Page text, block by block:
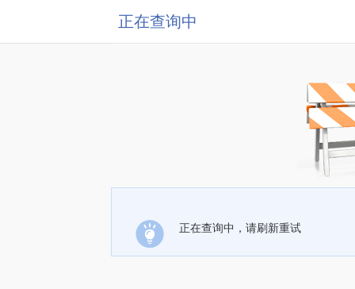
正在查询中
正在查询中，请刷新重试